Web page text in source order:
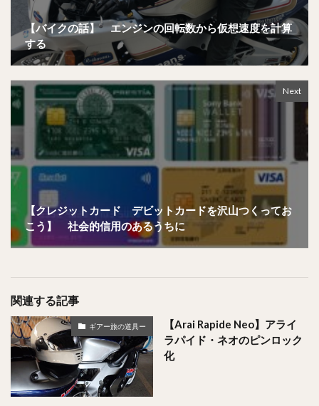
【バイクの話】 エンジンの回転数から仮想速度を計算
する
Next
【クレジットカード デビットカードを沢山つくってお
こう】 社会的信用のあるうちに
関連する記事
ギアー旅の道具ー
【Arai Rapide Neo】アライ
ラパイド・ネオのピンロック
化